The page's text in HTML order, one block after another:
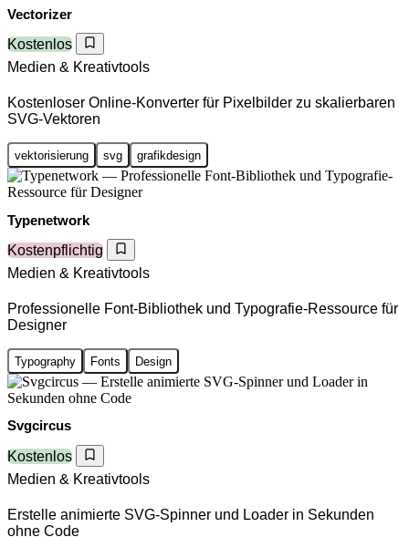
Vectorizer
Kostenlos
Medien & Kreativtools
Kostenloser Online-Konverter für Pixelbilder zu skalierbaren
SVG-Vektoren
vektorisierung svg grafikdesign
Typenetwork
Kostenpflichtig
Medien & Kreativtools
Professionelle Font-Bibliothek und Typografie-Ressource für
Designer
Typography Fonts Design
Svgcircus
Kostenlos
Medien & Kreativtools
Erstelle animierte SVG-Spinner und Loader in Sekunden
ohne Code